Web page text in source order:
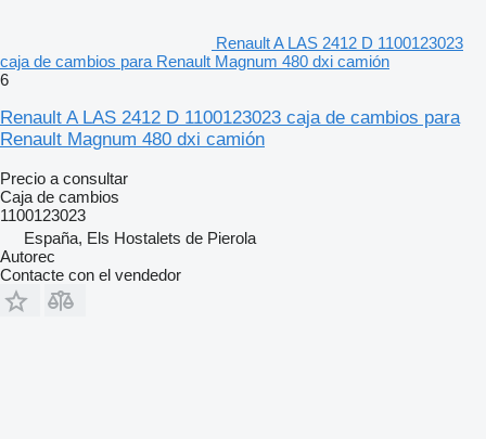
Renault A LAS 2412 D 1100123023
caja de cambios para Renault Magnum 480 dxi camión
6
Renault A LAS 2412 D 1100123023 caja de cambios para
Renault Magnum 480 dxi camión
Precio a consultar
Caja de cambios
1100123023
España, Els Hostalets de Pierola
Autorec
Contacte con el vendedor